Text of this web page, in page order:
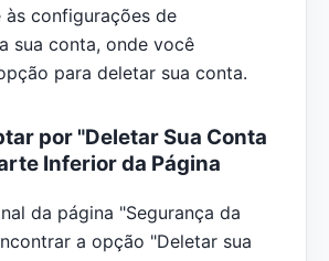
às configurações de
sua conta, onde você
para deletar sua conta.
por "Deletar Sua Conta
Inferior da Página
da página "Segurança da
a opção "Deletar sua